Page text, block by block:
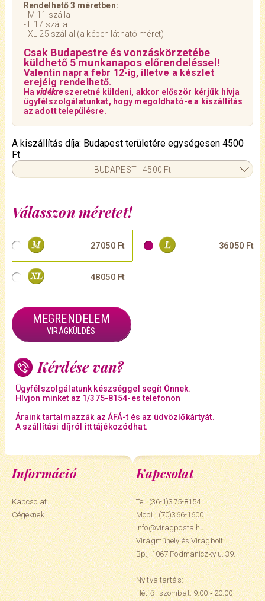
Rendelhető 3 méretben:
- M 11 szállal
- L 17 szállal
- XL 25 szállal (a képen látható méret)
Csak Budapestre és vonzáskörzetébe
küldhető 5 munkanapos előrendeléssel!
Valentin napra febr 12-ig, illetve a készlet
erejéig rendelhető.
Havidékreszeretné küldeni, akkor először kérjük hívja
ügyfélszolgálatunkat, hogy megoldható-e a kiszállítás
az adott településre.
Válasszon méretet!
27050 Ft 36050 Ft
48050 Ft
MEGRENDELEM
VIRÁGKÜLDÉS
A kiszállítás díja: Budapest területére egységesen 4500
Ft
BUDAPEST - 4500 Ft
Kérdése van?
Ügyfélszolgálatunk készséggel segít Önnek.
Hívjon minket az 1/375-8154-es telefonon
Áraink tartalmazzák az ÁFÁ-t és az üdvözlőkártyát.
A szállítási díjról itt tájékozódhat.
Információ
Kapcsolat
Cégeknek
Kapcsolat
Tel: (36-1)375-8154
Mobil:(70)366-1600
info@viragposta.hu
Virágműhely és Virágbolt:
Bp., 1067 Podmaniczky u. 39.
Nyitva tartás:
Hétfő–szombat: 9:00 ‑ 20:00